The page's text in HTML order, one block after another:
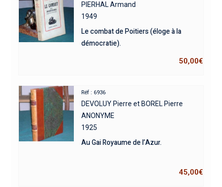
PIERHAL Armand
1949
Le combat de Poitiers (éloge à la
démocratie).
50,00€
Réf : 6936
DEVOLUY Pierre et BOREL Pierre
ANONYME
1925
Au Gai Royaume de l’Azur.
45,00€